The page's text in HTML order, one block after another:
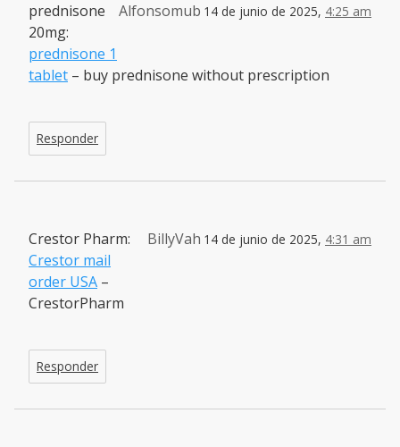
Alfonsomub 14 de junio de 2025, 4:25 am
prednisone
20mg:
prednisone 1
tablet – buy prednisone without prescription
Responder
BillyVah 14 de junio de 2025, 4:31 am
Crestor Pharm:
Crestor mail
order USA –
CrestorPharm
Responder